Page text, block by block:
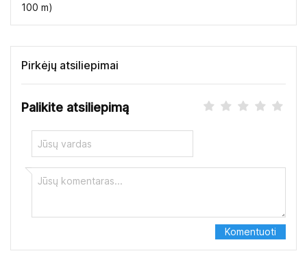
100 m)
Pirkėjų atsiliepimai
Palikite atsiliepimą